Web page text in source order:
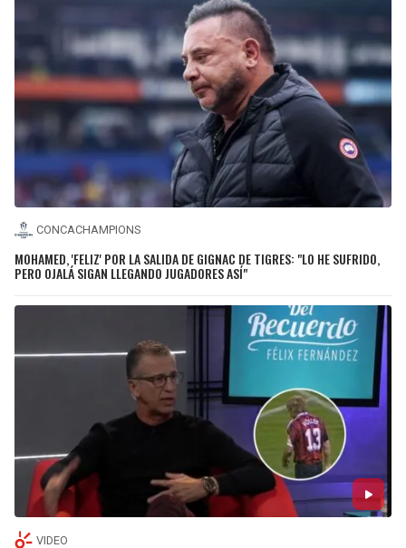
CONCACHAMPIONS
MOHAMED, 'FELIZ' POR LA SALIDA DE GIGNAC DE TIGRES: "LO HE SUFRIDO,
PERO OJALÁ SIGAN LLEGANDO JUGADORES ASÍ"
VIDEO